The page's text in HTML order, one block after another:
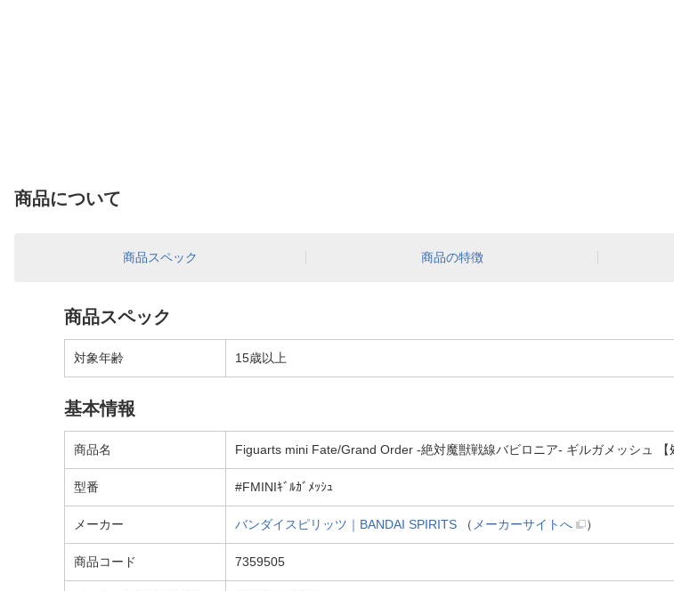
商品について
商品スペック 商品の特徴
商品スペック
対象年齢 15歳以上
基本情報
商品名 Figuarts mini Fate/Grand Order -絶対魔獣戦線バビロニア- ギルガメッシュ 【
型番 #FMINIｷﾞﾙｶﾞﾒｯｼｭ
メーカー バンダイスピリッツ｜BANDAI SPIRITS （ メーカーサイトへ ）
商品コード 7359505